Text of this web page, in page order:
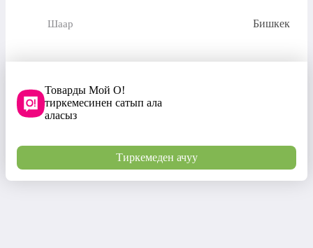
Шаар Бишкек
Товарды Мой О!
тиркемесинен сатып ала
аласыз
Тиркемеден ачуу